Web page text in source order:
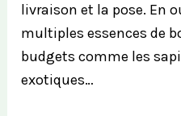
livraison et la pose. En
multiples essences de
budgets comme les
exotiques…